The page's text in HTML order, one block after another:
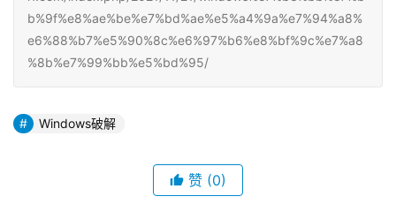
b%9f%e8%ae%be%e7%bd%ae%e5%a4%9a%e7%94%a8%
e6%88%b7%e5%90%8c%e6%97%b6%e8%bf%9c%e7%a8
%8b%e7%99%bb%e5%bd%95/
Windows破解
赞 (0)